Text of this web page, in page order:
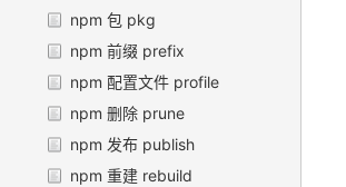
npm 包 pkg
npm 前缀 prefix
npm 配置文件 profile
npm 删除 prune
npm 发布 publish
npm 重建 rebuild